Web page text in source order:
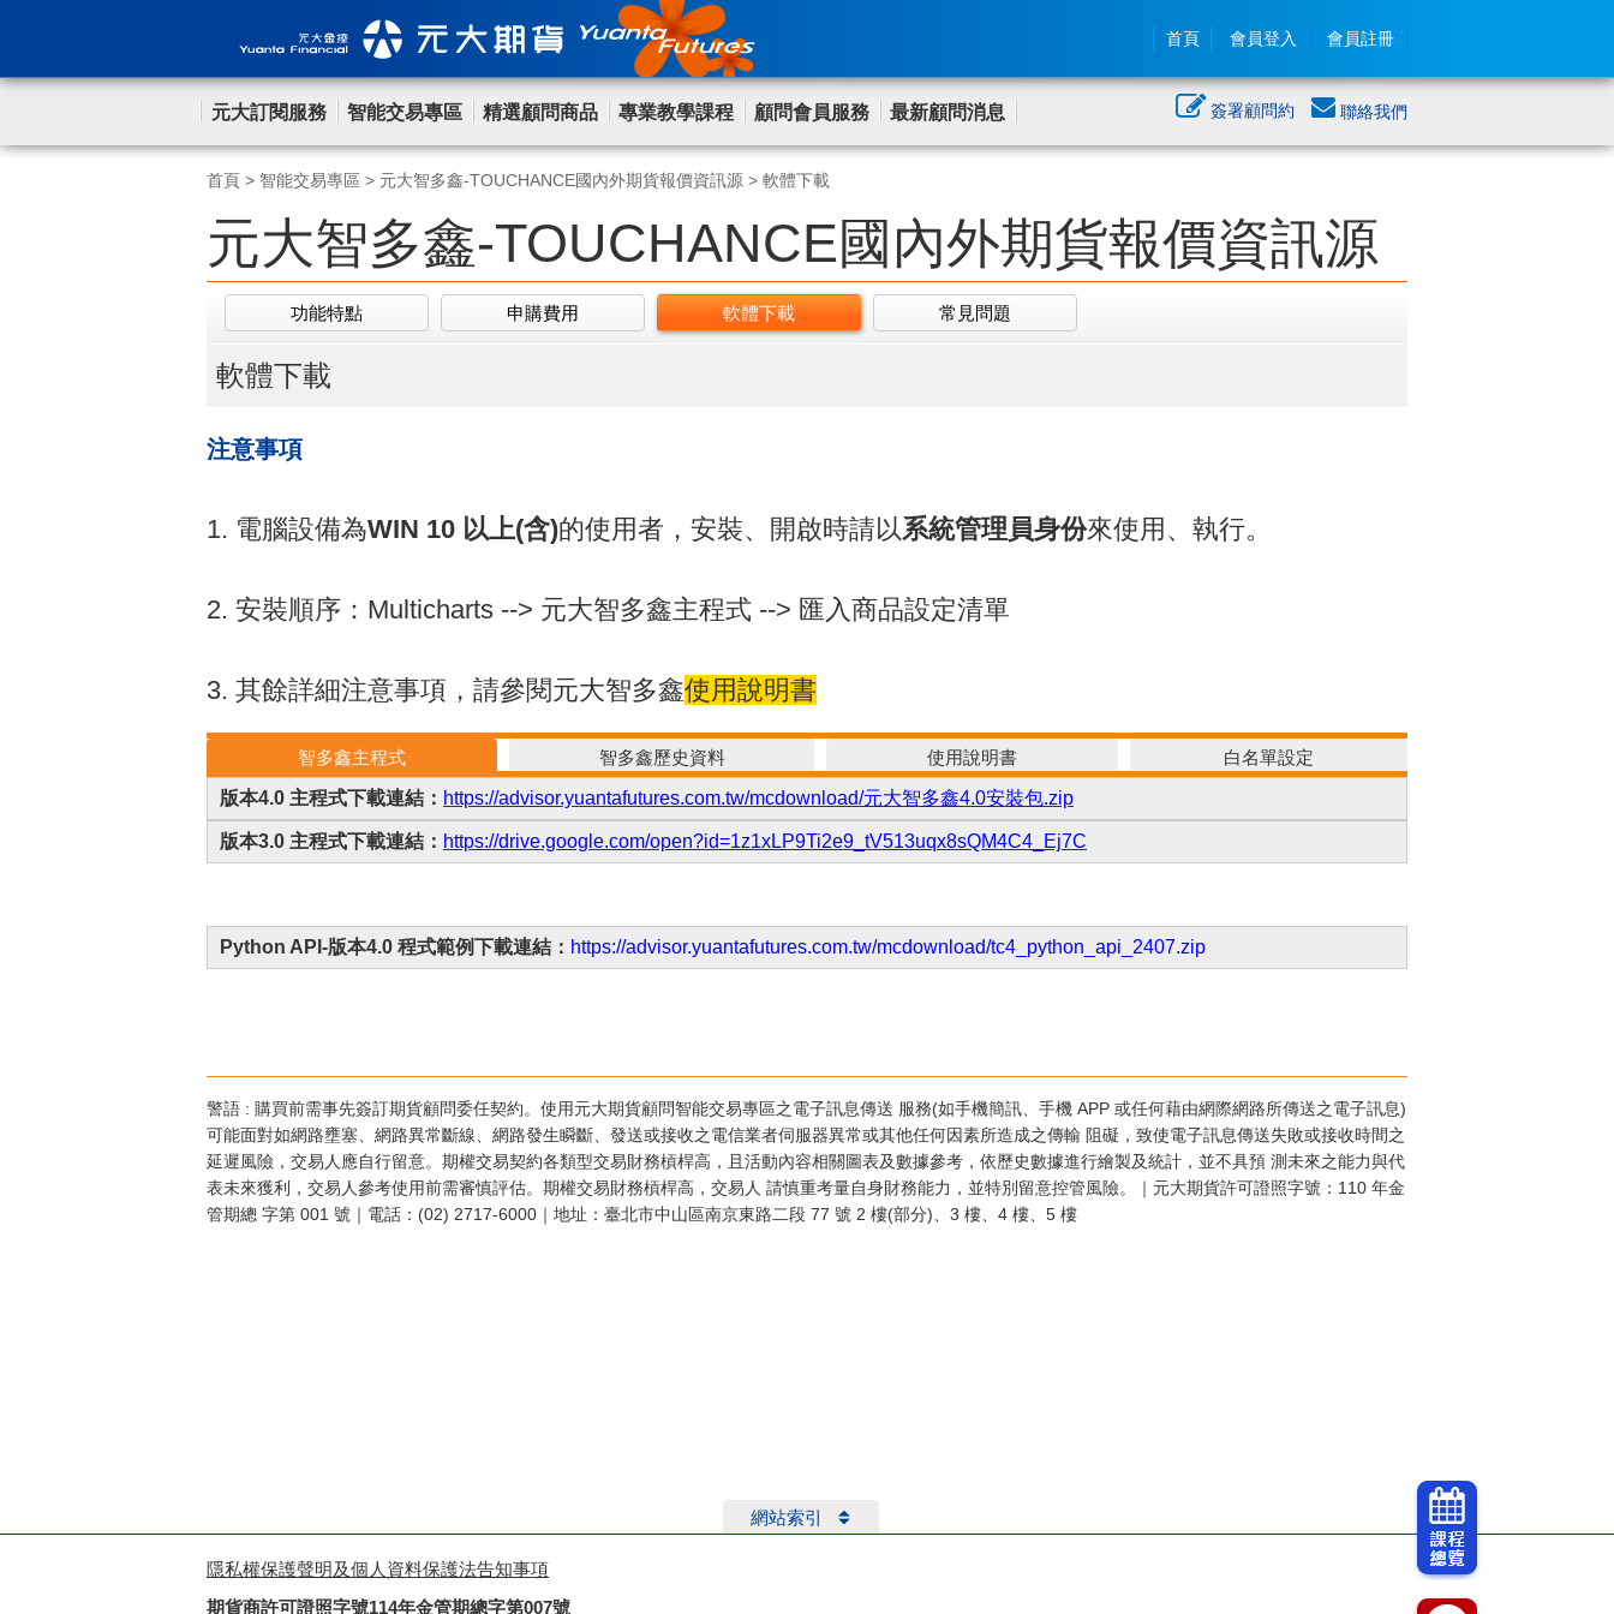
首頁 會員登入 會員註冊
元大訂閱服務 智能交易專區 精選顧問商品 專業教學課程 顧問會員服務 最新顧問消息 簽署顧問約 聯絡我們
首頁 > 智能交易專區 > 元大智多鑫-TOUCHANCE國內外期貨報價資訊源 > 軟體下載
元大智多鑫-TOUCHANCE國內外期貨報價資訊源
功能特點 申購費用 軟體下載 常見問題
軟體下載
注意事項
1. 電腦設備為WIN 10 以上(含)的使用者，安裝、開啟時請以系統管理員身份來使用、執行。
2. 安裝順序：Multicharts --> 元大智多鑫主程式 --> 匯入商品設定清單
3. 其餘詳細注意事項，請參閱元大智多鑫使用說明書
智多鑫主程式 智多鑫歷史資料 使用說明書
白名單設定
版本4.0 主程式下載連結： https://advisor.yuantafutures.com.tw/mcdownload/元大智多鑫4.0安裝包.zip
版本3.0 主程式下載連結： https://drive.google.com/open?id=1z1xLP9Ti2e9_tV513uqx8sQM4C4_Ej7C
Python API-版本4.0 程式範例下載連結： https://advisor.yuantafutures.com.tw/mcdownload/tc4_python_api_2407.zip
警語 : 購買前需事先簽訂期貨顧問委任契約。使用元大期貨顧問智能交易專區之電子訊息傳送 服務(如手機簡訊、手機 APP 或任何藉由網際網路所傳送之電子訊息)
可能面對如網路壅塞、網路異常斷線、網路發生瞬斷、發送或接收之電信業者伺服器異常或其他任何因素所造成之傳輸 阻礙，致使電子訊息傳送失敗或接收時間之
延遲風險，交易人應自行留意。期權交易契約各類型交易財務槓桿高，且活動內容相關圖表及數據參考，依歷史數據進行繪製及統計，並不具預 測未來之能力與代
表未來獲利，交易人參考使用前需審慎評估。期權交易財務槓桿高，交易人 請慎重考量自身財務能力，並特別留意控管風險。｜元大期貨許可證照字號：110 年金
管期總 字第 001 號｜電話：(02) 2717-6000｜地址：臺北市中山區南京東路二段 77 號 2 樓(部分)、3 樓、4 樓、5 樓
網站索引
隱私權保護聲明及個人資料保護法告知事項
期貨商許可證照字號114年金管期總字第007號